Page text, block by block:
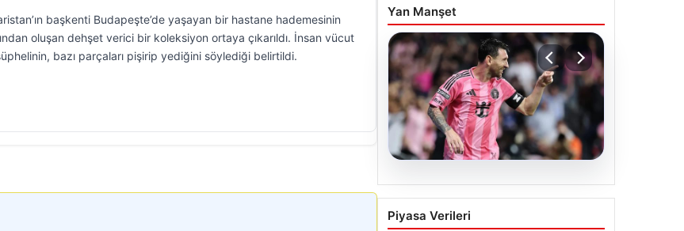
başkenti Budapeşte’de yaşayan bir hastane hademesinin
oluşan dehşet verici bir koleksiyon ortaya çıkarıldı. İnsan vücut
bazı parçaları pişirip yediğini söylediği belirtildi.
Yan Manşet
Dünya Kupası sonrası da
durmuyor! Messi
Piyasa Verileri